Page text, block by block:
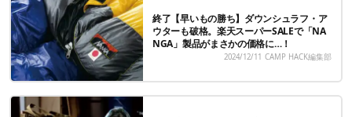
終了【早いもの勝ち】ダウンシュラフ・ア
ウターも破格。楽天スーパーSALEで「NA
NGA」製品がまさかの価格に…！
2024/12/11 CAMP HACK編集部